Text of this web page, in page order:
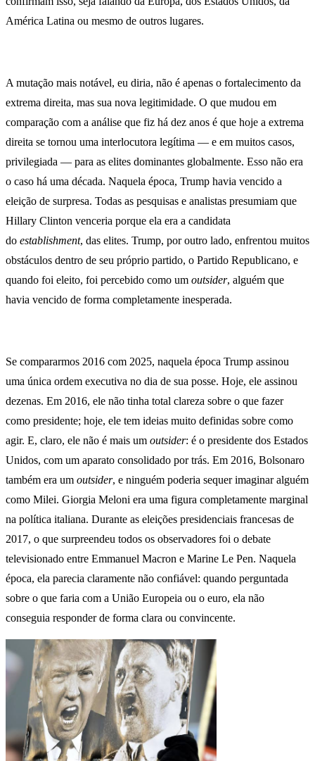
América Latina ou mesmo de outros lugares.
A mutação mais notável, eu diria, não é apenas o fortalecimento da
extrema direita, mas sua nova legitimidade. O que mudou em
comparação com a análise que fiz há dez anos é que hoje a extrema
direita se tornou uma interlocutora legítima — e em muitos casos,
privilegiada — para as elites dominantes globalmente. Esso não era
o caso há uma década. Naquela época, Trump havia vencido a
eleição de surpresa. Todas as pesquisas e analistas presumiam que
Hillary Clinton venceria porque ela era a candidata
do establishment, das elites. Trump, por outro lado, enfrentou muitos
obstáculos dentro de seu próprio partido, o Partido Republicano, e
quando foi eleito, foi percebido como um outsider, alguém que
havia vencido de forma completamente inesperada.
Se compararmos 2016 com 2025, naquela época Trump assinou
uma única ordem executiva no dia de sua posse. Hoje, ele assinou
dezenas. Em 2016, ele não tinha total clareza sobre o que fazer
como presidente; hoje, ele tem ideias muito definidas sobre como
agir. E, claro, ele não é mais um outsider: é o presidente dos Estados
Unidos, com um aparato consolidado por trás. Em 2016, Bolsonaro
também era um outsider, e ninguém poderia sequer imaginar alguém
como Milei. Giorgia Meloni era uma figura completamente marginal
na política italiana. Durante as eleições presidenciais francesas de
2017, o que surpreendeu todos os observadores foi o debate
televisionado entre Emmanuel Macron e Marine Le Pen. Naquela
época, ela parecia claramente não confiável: quando perguntada
sobre o que faria com a União Europeia ou o euro, ela não
conseguia responder de forma clara ou convincente.